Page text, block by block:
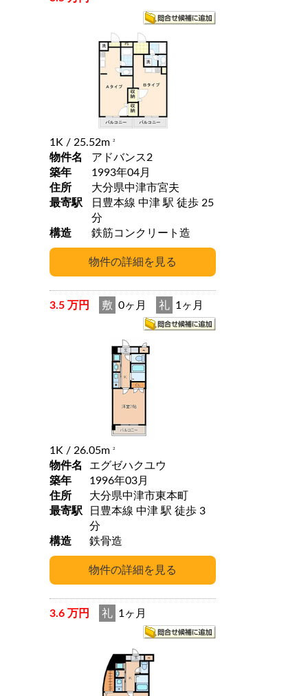
1K / 25.52m 2
物件名
アドバンス2
築年
1993年04月
住所
大分県中津市宮夫
最寄駅
日豊本線 中津 駅 徒歩 25
分
構造
鉄筋コンクリート造
3.5 万円 敷 0ヶ月 礼 1ヶ月
1K / 26.05m 2
物件名
エグゼハクユウ
築年
1996年03月
住所
大分県中津市東本町
最寄駅
日豊本線 中津 駅 徒歩 3
分
構造
鉄骨造
3.6 万円 礼 1ヶ月